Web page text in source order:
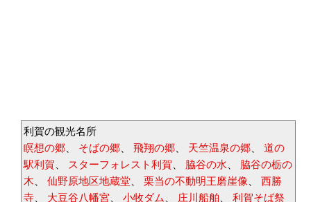
利賀の観光名所
瞑想の郷、 そばの郷、 飛翔の郷、 天竺温泉の郷、 道の
駅利賀、 スターフォレスト利賀、 脇谷の水、 脇谷の栃の
木、 仙野原地区地蔵堂、 栗当の不動明王磨崖像、 西勝
寺、 大豆谷八幡宮、 小牧ダム、 庄川船舶、 利賀そば祭